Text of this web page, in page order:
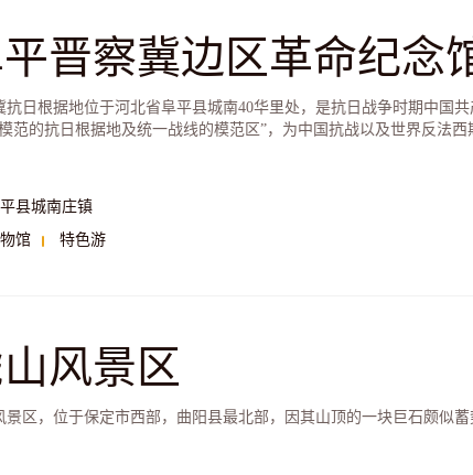
晋察冀边区革命纪念
抗日根据地位于河北省阜平县城南40华里处，是抗日战争时期中国
范的抗日根据地及统一战线的模范区”，为中国抗战以及世界反法西
县城南庄镇
馆
特色游
风景区
景区，位于保定市西部，曲阳县最北部，因其山顶的一块巨石颇似